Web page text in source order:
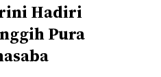
Hadiri
Pura